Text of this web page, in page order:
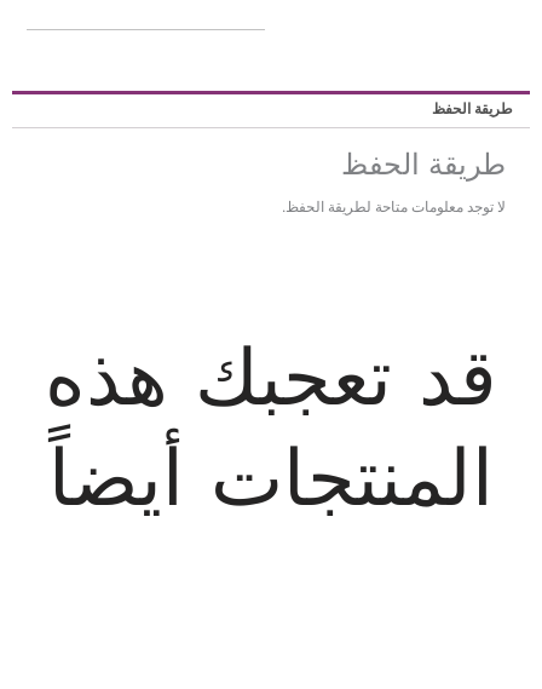
طريقة الحفظ
طريقة الحفظ
لا توجد معلومات متاحة لطريقة الحفظ.
قد تعجبك هذه
المنتجات أيضاً